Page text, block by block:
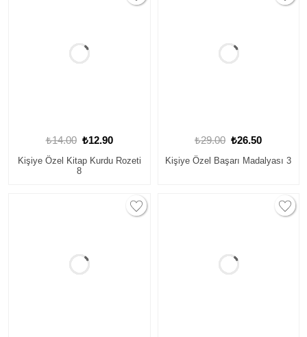
₺14.00 ₺12.90
Kişiye Özel Kitap Kurdu Rozeti
8
₺29.00 ₺26.50
Kişiye Özel Başarı Madalyası 3